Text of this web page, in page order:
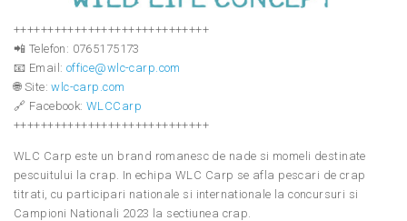
+++++++++++++++++++++++++++++
📲 Telefon: 0765175173
📧 Email: office@wlc-carp.com
🌐 Site:wlc-carp.com
🔗 Facebook:WLCCarp
+++++++++++++++++++++++++++++
WLC Carp este un brand romanesc de nade si momeli destinate
pescuitului la crap. In echipa WLC Carp se afla pescari de crap
titrati, cu participari nationale si internationale la concursuri si
Campioni Nationali 2023 la sectiunea crap.